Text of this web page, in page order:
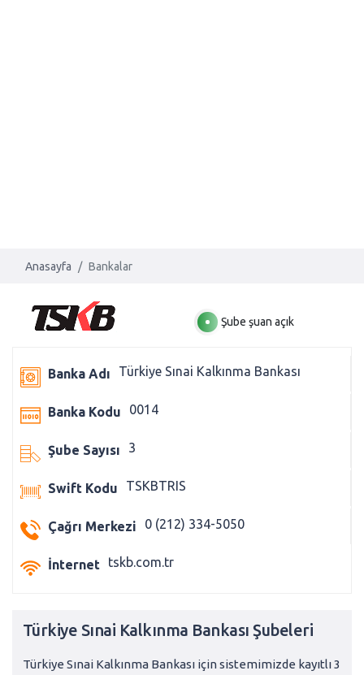
Anasayfa Bankalar
Şube şuan açık
Banka Adı Türkiye Sınai Kalkınma Bankası
Banka Kodu 0014
Şube Sayısı 3
Swift Kodu TSKBTRIS
Çağrı Merkezi 0 (212) 334-5050
İnternet tskb.com.tr
Türkiye Sınai Kalkınma Bankası Şubeleri
Türkiye Sınai Kalkınma Bankası için sistemimizde kayıtlı 3